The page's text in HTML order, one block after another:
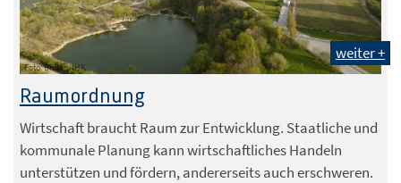
Foto: Britten/IHK
weiter +
Raumordnung
Wirtschaft braucht Raum zur Entwicklung. Staatliche und
kommunale Planung kann wirtschaftliches Handeln
unterstützen und fördern, andererseits auch erschweren.